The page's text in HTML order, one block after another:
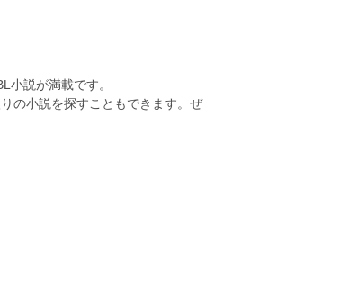
小説が満載です。
の小説を探すこともできます。ぜ